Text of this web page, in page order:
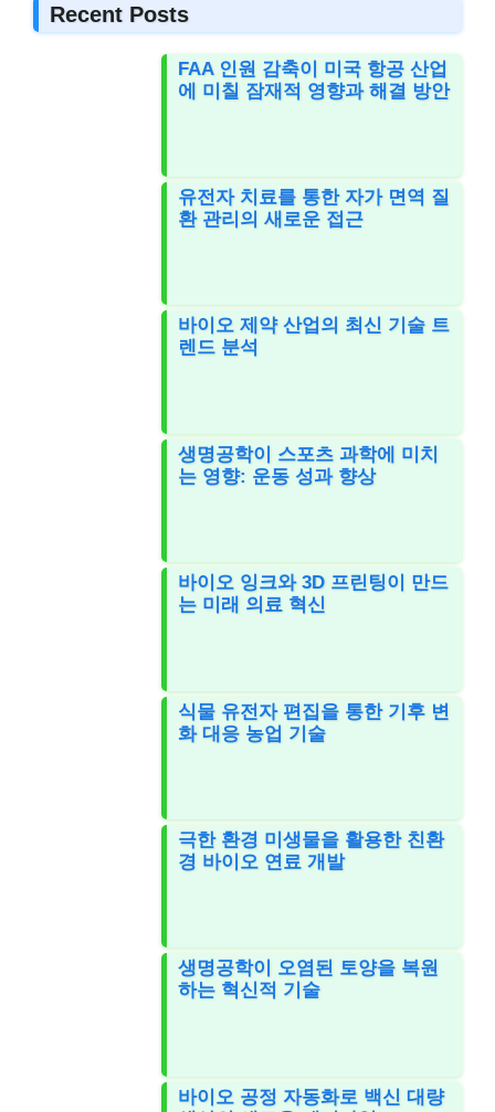
Recent Posts
FAA 인원 감축이 미국 항공 산업
에 미칠 잠재적 영향과 해결 방안
유전자 치료를 통한 자가 면역 질
환 관리의 새로운 접근
바이오 제약 산업의 최신 기술 트
렌드 분석
생명공학이 스포츠 과학에 미치
는 영향: 운동 성과 향상
바이오 잉크와 3D 프린팅이 만드
는 미래 의료 혁신
식물 유전자 편집을 통한 기후 변
화 대응 농업 기술
극한 환경 미생물을 활용한 친환
경 바이오 연료 개발
생명공학이 오염된 토양을 복원
하는 혁신적 기술
바이오 공정 자동화로 백신 대량